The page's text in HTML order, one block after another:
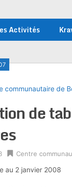
Activités
communautaire de
de
Centre
au 2 janvier 2008